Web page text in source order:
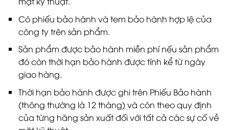
Có phiếu bảo hành và tem bảo hành hợp lệ của
công ty trên sản phẩm.
Sản phẩm được bảo hành miễn phí nếu sản phẩm
đó còn thời hạn bảo hành được tính kể từ ngày
giao hàng.
Thời hạn bảo hành được ghi trên Phiếu Bảo hành
(thông thường là 12 tháng) và còn theo quy định
của từng hãng sản xuất đối với tất cả các sự cố về